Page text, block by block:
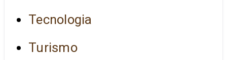
Tecnologia
Turismo